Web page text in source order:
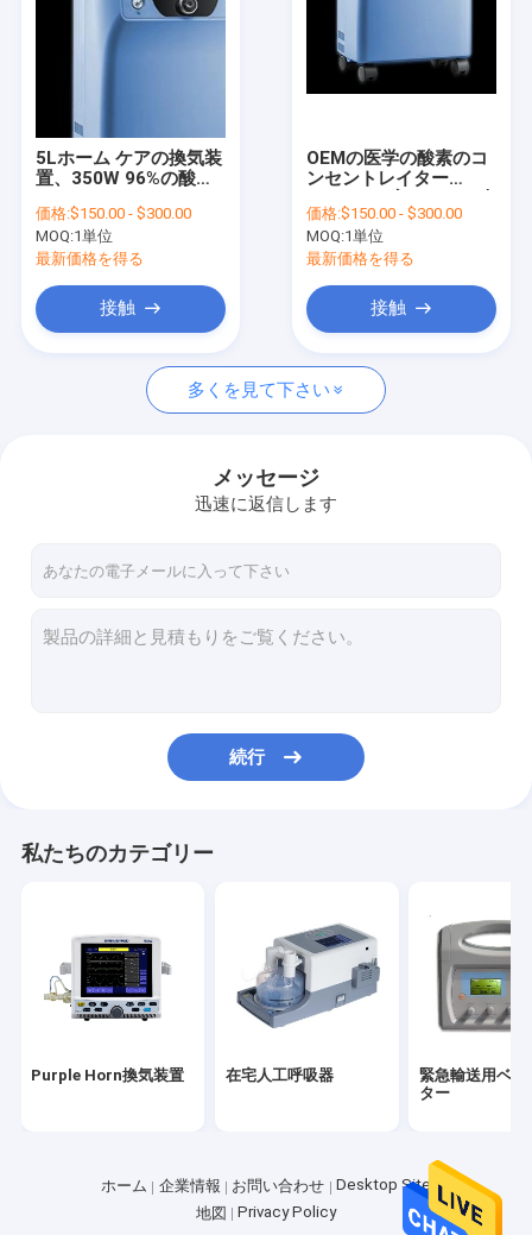
緊急輸送用ベンチレーター
医療用輸液ポンプ
医療用シリンジポンプ
麻酔機械
麻酔器人工呼吸器
ポータブル患者モニター
5Lホーム ケアの換気装
置、350W 96%の酸素
機械
価格:$150.00 - $300.00
MOQ:1単位
最新価格を得る
接触
OEMの医学の酸素のコ
ンセントレイター
容量50/60のHzの
価格:$150.00 - $300.00
MOQ:1単位
最新価格を得る
接触
多くを見て下さい
メッセージ
迅速に返信します
続行
私たちのカテゴリー
Purple Horn換気装置 在宅人工呼吸器
緊急輸送用ベン
ター
ホーム 企業情報 お問い合わせ
Desktop Site
地図
Privacy Policy